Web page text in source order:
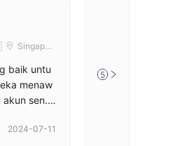
Singapur
baik untu
menaw
sen.
handa
2024-07-11
5